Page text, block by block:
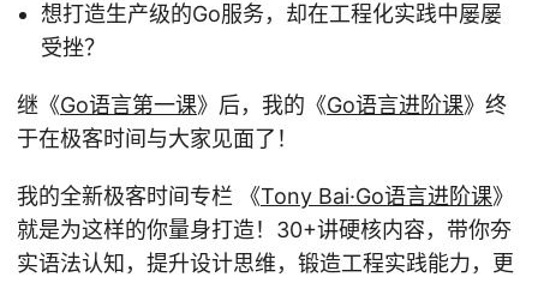
想打造生产级的Go服务，却在工程化实践中屡屡
受挫？
继《Go语言第一课》后，我的《Go语言进阶课》终
于在极客时间与大家见面了！
我的全新极客时间专栏 《Tony Bai·Go语言进阶课》
就是为这样的你量身打造！30+讲硬核内容，带你夯
实语法认知，提升设计思维，锻造工程实践能力，更